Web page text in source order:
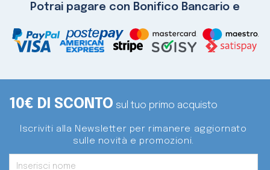
Potrai pagare con Bonifico Bancario e
10€ DI SCONTO sul tuo primo acquisto
Iscriviti alla Newsletter per rimanere aggiornato
sulle novità e promozioni.